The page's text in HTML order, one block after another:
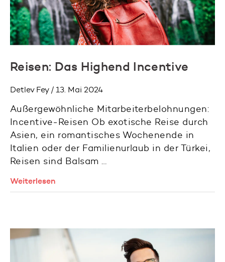
Reisen: Das Highend Incentive
Detlev Fey / 13. Mai 2024
Außergewöhnliche Mitarbeiterbelohnungen:
Incentive-Reisen Ob exotische Reise durch
Asien, ein romantisches Wochenende in
Italien oder der Familienurlaub in der Türkei,
Reisen sind Balsam …
Weiterlesen